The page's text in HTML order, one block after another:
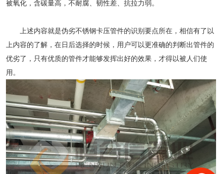
被氧化，含碳量高，不耐腐、韧性差、抗拉力弱。
上述内容就是伪劣不锈钢卡压管件的识别要点所在，相信有了以
上内容的了解，在日后选择的时候，用户可以更准确的判断出管件的
优劣了，只有优质的管件才能够发挥出好的效果，才得以被人们使
用。